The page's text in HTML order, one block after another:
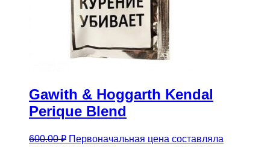
Gawith & Hoggarth Kendal
Perique Blend
600.00₽ Первоначальная цена составляла